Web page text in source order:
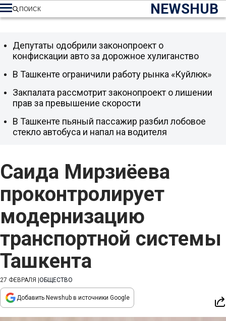
NEWSHUB
ПОИСК
Саида Мирзиёева
проконтролирует
модернизацию
транспортной системы
Ташкента
27 ФЕВРАЛЯ ОБЩЕСТВО
Добавить Newshub в источники Google
Депутаты одобрили законопроект о
конфискации авто за дорожное хулиганство
В Ташкенте ограничили работу рынка «Куйлюк»
Закпалата рассмотрит законопроект о лишении
прав за превышение скорости
В Ташкенте пьяный пассажир разбил лобовое
стекло автобуса и напал на водителя